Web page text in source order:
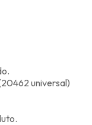
universal)